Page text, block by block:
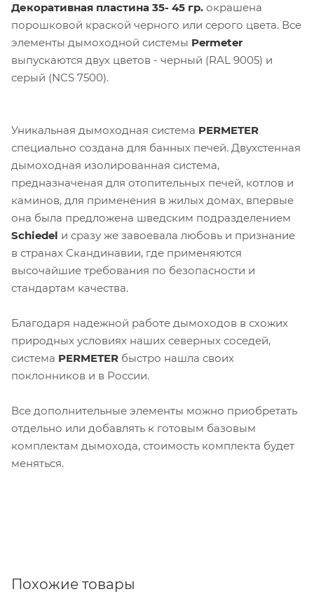
Декоративная пластина 35- 45 гр. окрашена
порошковой краской черного или серого цвета. Все
элементы дымоходной системы Permeter
выпускаются двух цветов - черный (RAL 9005) и
серый (NCS 7500).
Уникальная дымоходная система PERMETER
специально создана для банных печей. Двухстенная
дымоходная изолированная система,
предназначеная для отопительных печей, котлов и
каминов, для применения в жилых домах, впервые
она была предложена шведским подразделением
Schiedel и сразу же завоевала любовь и признание
в странах Скандинавии, где применяются
высочайшие требования по безопасности и
стандартам качества.
Благодаря надежной работе дымоходов в схожих
природных условиях наших северных соседей,
система PERMETER быстро нашла своих
поклонников и в России.
Все дополнительные элементы можно приобретать
отдельно или добавлять к готовым базовым
комплектам дымохода, стоимость комплекта будет
меняться.
Похожие товары